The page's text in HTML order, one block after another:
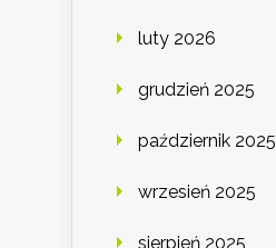
luty 2026
grudzień 2025
październik 2025
wrzesień 2025
sierpień 2025